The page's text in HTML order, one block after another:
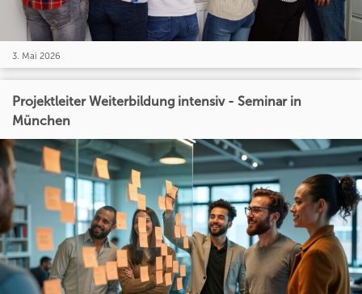
3. Mai 2026
Projektleiter Weiterbildung intensiv - Seminar in
München